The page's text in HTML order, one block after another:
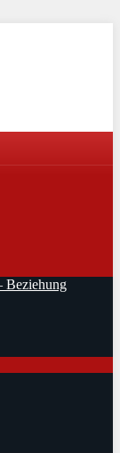
Beziehung